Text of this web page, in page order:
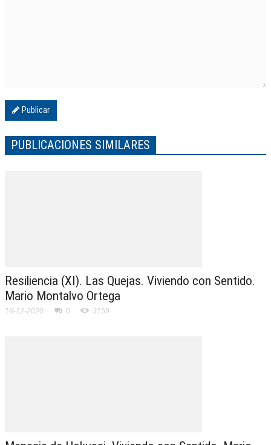
Publicar
PUBLICACIONES SIMILARES
Resiliencia (XI). Las Quejas. Viviendo con Sentido.
Mario Montalvo Ortega
16-12-2020 0 3159